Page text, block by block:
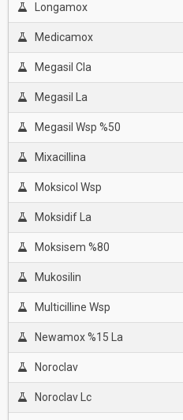
Longamox
Medicamox
Megasil Cla
Megasil La
Megasil Wsp %50
Mixacillina
Moksicol Wsp
Moksidif La
Moksisem %80
Mukosilin
Multicilline Wsp
Newamox %15 La
Noroclav
Noroclav Lc